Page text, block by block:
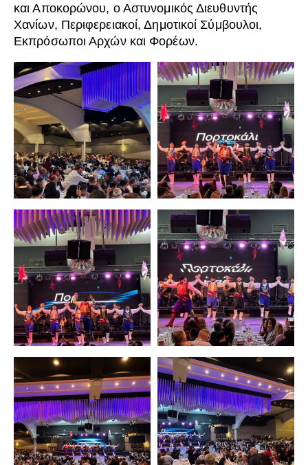
και Αποκορώνου, ο Αστυνομικός Διευθυντής
Χανίων, Περιφερειακοί, Δημοτικοί Σύμβουλοι,
Εκπρόσωποι Αρχών και Φορέων.